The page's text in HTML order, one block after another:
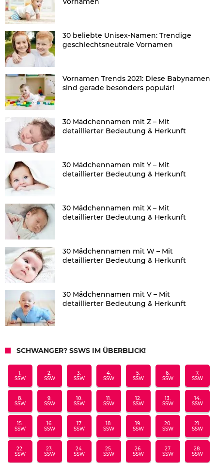
30 beliebte Unisex-Namen: Trendige
geschlechtsneutrale Vornamen
Vornamen Trends 2021: Diese Babynamen
sind gerade besonders populär!
30 Mädchennamen mit Z – Mit
detaillierter Bedeutung & Herkunft
30 Mädchennamen mit Y – Mit
detaillierter Bedeutung & Herkunft
30 Mädchennamen mit X – Mit
detaillierter Bedeutung & Herkunft
30 Mädchennamen mit W – Mit
detaillierter Bedeutung & Herkunft
30 Mädchennamen mit V – Mit
detaillierter Bedeutung & Herkunft
SCHWANGER? SSWS IM ÜBERBLICK!
1.
SSW
2.
SSW
3.
SSW
4.
SSW
5.
SSW
6.
SSW
7.
SSW
8.
SSW
9.
SSW
10.
SSW
11.
SSW
12.
SSW
13.
SSW
14.
SSW
15.
SSW
16.
SSW
17.
SSW
18.
SSW
19.
SSW
20.
SSW
21.
SSW
22.
SSW
23.
SSW
24.
SSW
25.
SSW
26.
SSW
27.
SSW
28.
SSW